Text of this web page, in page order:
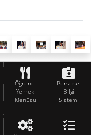
Öğrenci
Yemek
Menüsü
Personel
Bilgi
Sistemi